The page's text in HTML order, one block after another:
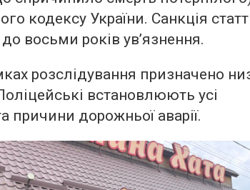
кодексу України. Санкція
восьми років ув’язнення.
розслідування призначено
встановлюють усі
причини дорожньої аварії.